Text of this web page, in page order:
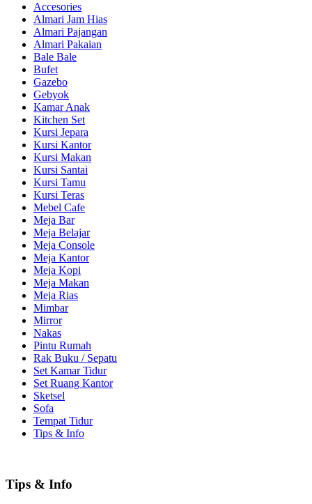
Accesories
Almari Jam Hias
Almari Pajangan
Almari Pakaian
Bale Bale
Bufet
Gazebo
Gebyok
Kamar Anak
Kitchen Set
Kursi Jepara
Kursi Kantor
Kursi Makan
Kursi Santai
Kursi Tamu
Kursi Teras
Mebel Cafe
Meja Bar
Meja Belajar
Meja Console
Meja Kantor
Meja Kopi
Meja Makan
Meja Rias
Mimbar
Mirror
Nakas
Pintu Rumah
Rak Buku / Sepatu
Set Kamar Tidur
Set Ruang Kantor
Sketsel
Sofa
Tempat Tidur
Tips & Info
Tips & Info